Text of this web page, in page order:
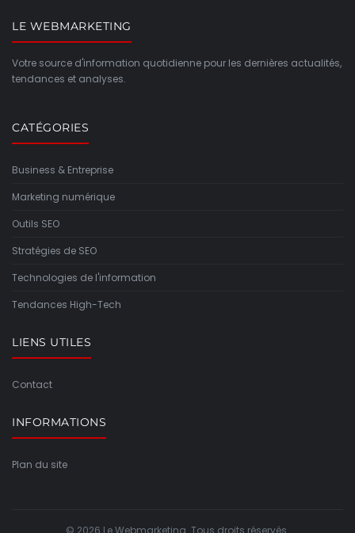
LE WEBMARKETING
Votre source d'information quotidienne pour les dernières actualités,
tendances et analyses.
CATÉGORIES
Business & Entreprise
Marketing numérique
Outils SEO
Stratégies de SEO
Technologies de l'information
Tendances High-Tech
LIENS UTILES
Contact
INFORMATIONS
Plan du site
© 2026 Le Webmarketing. Tous droits réservés.